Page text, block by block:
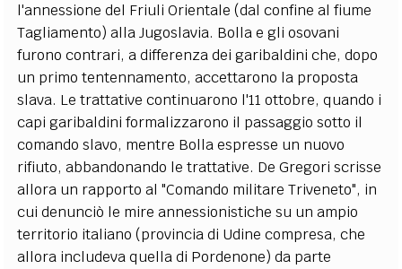
l'annessione del Friuli Orientale (dal confine al fiume
Tagliamento) alla Jugoslavia. Bolla e gli osovani
furono contrari, a differenza dei garibaldini che, dopo
un primo tentennamento, accettarono la proposta
slava. Le trattative continuarono l'11 ottobre, quando i
capi garibaldini formalizzarono il passaggio sotto il
comando slavo, mentre Bolla espresse un nuovo
rifiuto, abbandonando le trattative. De Gregori scrisse
allora un rapporto al "Comando militare Triveneto", in
cui denunciò le mire annessionistiche su un ampio
territorio italiano (provincia di Udine compresa, che
allora includeva quella di Pordenone) da parte